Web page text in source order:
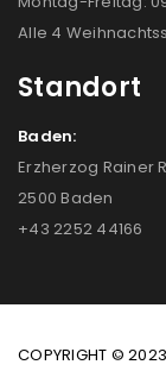
Alle 4
Standort
Baden:
Erzherzog Rainer
2500 Baden
+43 2252 44166
COPYRIGHT ©